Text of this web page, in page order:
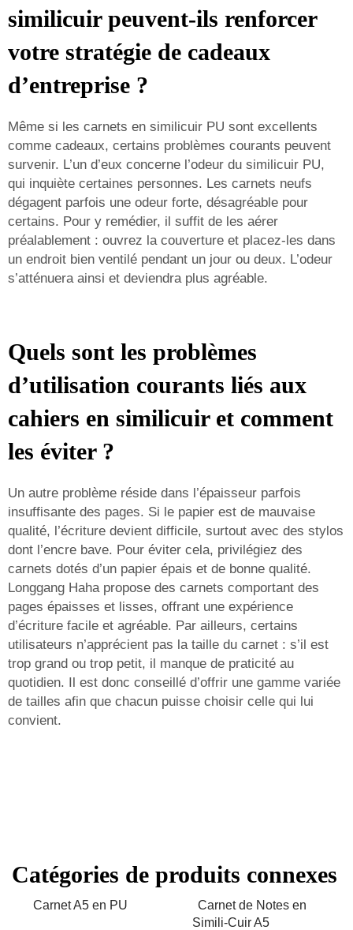
similicuir peuvent-ils renforcer
votre stratégie de cadeaux
d’entreprise ?
Même si les carnets en similicuir PU sont excellents
comme cadeaux, certains problèmes courants peuvent
survenir. L’un d’eux concerne l’odeur du similicuir PU,
qui inquiète certaines personnes. Les carnets neufs
dégagent parfois une odeur forte, désagréable pour
certains. Pour y remédier, il suffit de les aérer
préalablement : ouvrez la couverture et placez-les dans
un endroit bien ventilé pendant un jour ou deux. L’odeur
s’atténuera ainsi et deviendra plus agréable.
Quels sont les problèmes
d’utilisation courants liés aux
cahiers en similicuir et comment
les éviter ?
Un autre problème réside dans l’épaisseur parfois
insuffisante des pages. Si le papier est de mauvaise
qualité, l’écriture devient difficile, surtout avec des stylos
dont l’encre bave. Pour éviter cela, privilégiez des
carnets dotés d’un papier épais et de bonne qualité.
Longgang Haha propose des carnets comportant des
pages épaisses et lisses, offrant une expérience
d’écriture facile et agréable. Par ailleurs, certains
utilisateurs n’apprécient pas la taille du carnet : s’il est
trop grand ou trop petit, il manque de praticité au
quotidien. Il est donc conseillé d’offrir une gamme variée
de tailles afin que chacun puisse choisir celle qui lui
convient.
Catégories de produits connexes
Carnet A5 en PU
Carnet de Notes en
Simili-Cuir A5